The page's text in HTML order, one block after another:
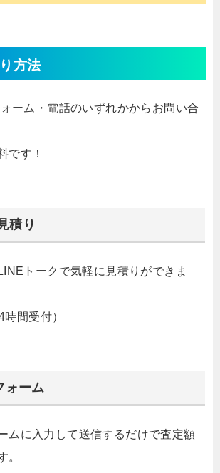
方法
ーム・電話のいずれかからお問い合
です！
積り
トークで気軽に見積りができま
時間受付）
ォーム
ムに入力して送信するだけで査定額
。